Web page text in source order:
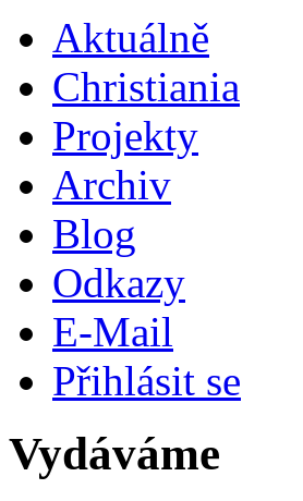
Aktuálně
Christiania
Projekty
Archiv
Blog
Odkazy
E-Mail
Přihlásit se
Vydáváme